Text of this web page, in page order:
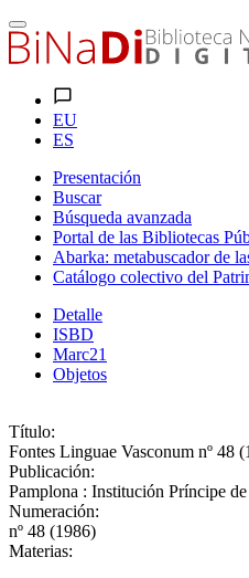
EU
ES
Presentación
Buscar
Búsqueda avanzada
Portal de las Bibliotecas
Abarka: metabuscador de
Catálogo colectivo del
Detalle
ISBD
Marc21
Objetos
Título:
Fontes Linguae Vasconum nº 48
Publicación:
Pamplona : Institución Príncipe
Numeración:
nº 48 (1986)
Materias: